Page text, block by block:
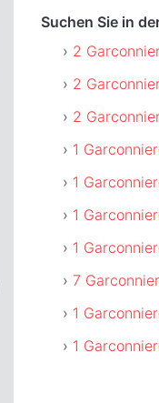
Suchen Sie in
2
2
2
1
1
1
1
7
1
1